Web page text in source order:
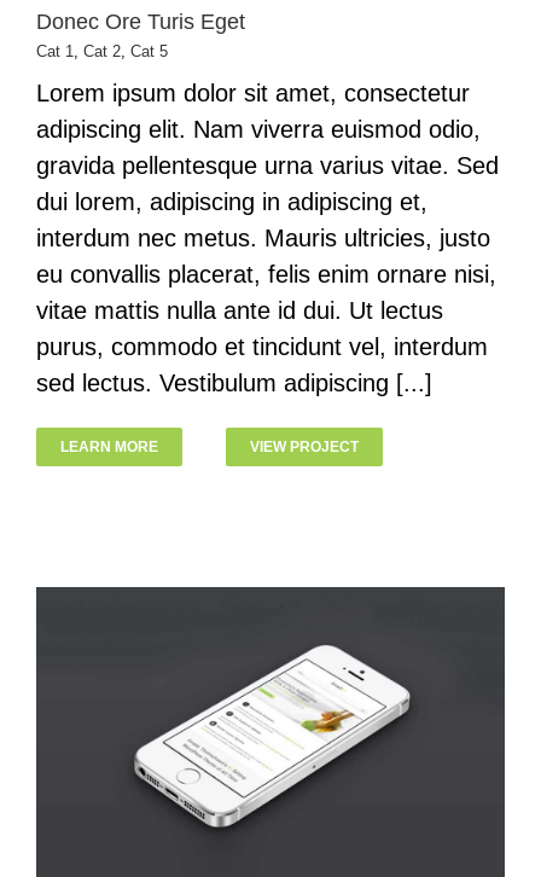
Donec Ore Turis Eget
Cat 1, Cat 2, Cat 5
Lorem ipsum dolor sit amet, consectetur
adipiscing elit. Nam viverra euismod odio,
gravida pellentesque urna varius vitae. Sed
dui lorem, adipiscing in adipiscing et,
interdum nec metus. Mauris ultricies, justo
eu convallis placerat, felis enim ornare nisi,
vitae mattis nulla ante id dui. Ut lectus
purus, commodo et tincidunt vel, interdum
sed lectus. Vestibulum adipiscing [...]
LEARN MORE VIEW PROJECT